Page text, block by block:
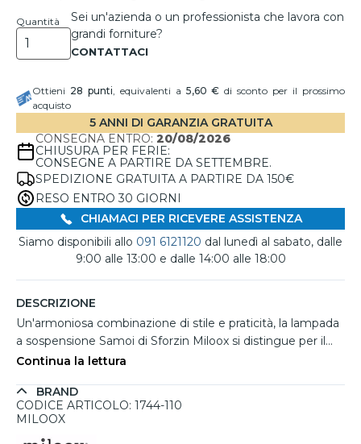
Quantità
Sei un'azienda o un professionista che lavora con
grandi forniture?
Ottieni 28 punti, equivalenti a 5,60 € di sconto per il prossimo
acquisto
5 ANNI DI GARANZIA GRATUITA
CONSEGNA ENTRO: 20/08/2026
CHIUSURA PER FERIE:
CONSEGNE A PARTIRE DA SETTEMBRE.
SPEDIZIONE GRATUITA A PARTIRE DA 150€
RESO ENTRO 30 GIORNI
CHIAMACI PER RICEVERE ASSISTENZA
Siamo disponibili allo 091 6121120 dal lunedì al sabato, dalle
9:00 alle 13:00 e dalle 14:00 alle 18:00
DESCRIZIONE
Un'armoniosa combinazione di stile e praticità, la lampada
a sospensione Samoi di Sforzin Miloox si distingue per il
suo design raffinato e la qualità dei materiali. Il corpo in
mentre il diffusore conico allungato, caratterizzato da
un'elegante finitura nera soft touch esterna e bianca
Continua la lettura
BRAND
CODICE ARTICOLO: 1744-110
MILOOX